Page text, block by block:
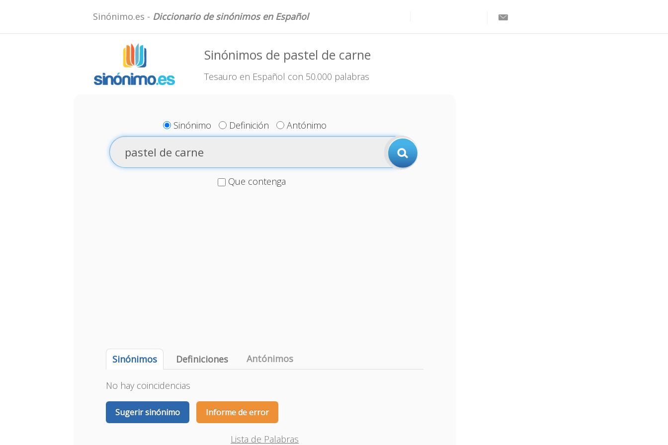
Sinónimo.es - Diccionario de sinónimos en Español
Sinónimos de pastel de carne
Tesauro en Español con 50.000 palabras
Sinónimo Definición Antónimo
Que contenga
Sinónimos Definiciones Antónimos
No hay coincidencias
Sugerir sinónimo Informe de error
Lista de Palabras